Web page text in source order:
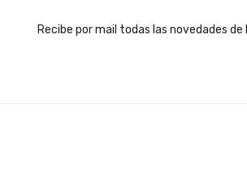
Recibe por mail todas las novedades de